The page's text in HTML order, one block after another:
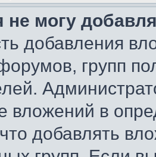
не могу
добавления
групп
вложений в
добавлять